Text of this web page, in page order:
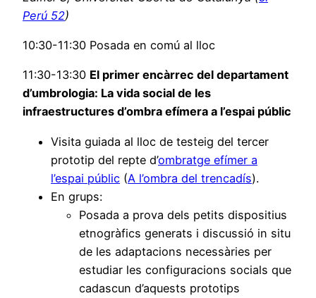
Perú 52)
10:30-11:30 Posada en comú al lloc
11:30-13:30 El primer encàrrec del departament
d’umbrologia: La vida social de les
infraestructures d’ombra efímera a l’espai públic
Visita guiada al lloc de testeig del tercer
prototip del repte d’ombratge efímer a
l’espai públic (A l’ombra del trencadís).
En grups:
Posada a prova dels petits dispositius
etnogràfics generats i discussió in situ
de les adaptacions necessàries per
estudiar les configuracions socials que
cadascun d’aquests prototips